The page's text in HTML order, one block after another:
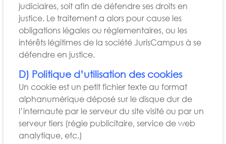
judiciaires, soit afin de défendre ses droits en
justice. Le traitement a alors pour cause les
obligations légales ou réglementaires, ou les
intérêts légitimes de la société JurisCampus à se
défendre en justice.
D) Politique d’utilisation des cookies
Un cookie est un petit fichier texte au format
alphanumérique déposé sur le disque dur de
l’internaute par le serveur du site visité ou par un
serveur tiers (régie publicitaire, service de web
analytique, etc.)